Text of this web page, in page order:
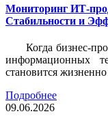
Мониторинг ИТ-
Стабильности и
Когда бизнес-
информационных
становится
Подробнее
09.06.2026